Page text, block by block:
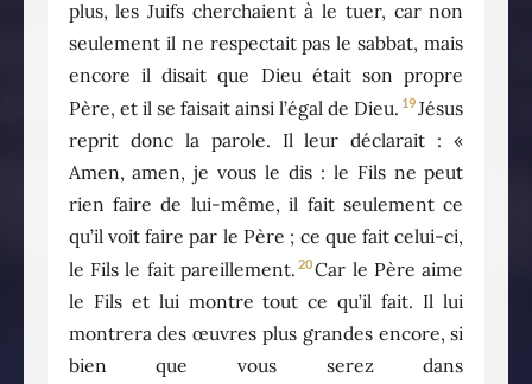
plus, les Juifs cherchaient à le tuer, car non
seulement il ne respectait pas le sabbat, mais
encore il disait que Dieu était son propre
Père, et il se faisait ainsi l’égal de Dieu. 19Jésus
reprit donc la parole. Il leur déclarait : «
Amen, amen, je vous le dis : le Fils ne peut
rien faire de lui-même, il fait seulement ce
qu’il voit faire par le Père ; ce que fait celui-ci,
le Fils le fait pareillement. 20Car le Père aime
le Fils et lui montre tout ce qu’il fait. Il lui
montrera des œuvres plus grandes encore, si
bien que vous serez dans